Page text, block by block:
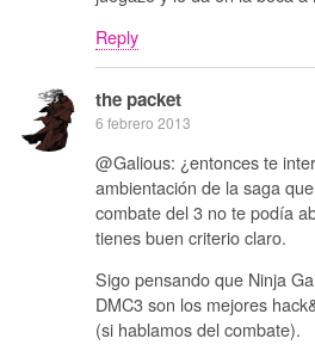
Reply
the packet
6 febrero 2013
@Galious: ¿entonces te
ambientación de la saga
combate del 3 no te podía
tienes buen criterio claro.
Sigo pensando que Ninja
DMC3 son los mejores
(si hablamos del combate).